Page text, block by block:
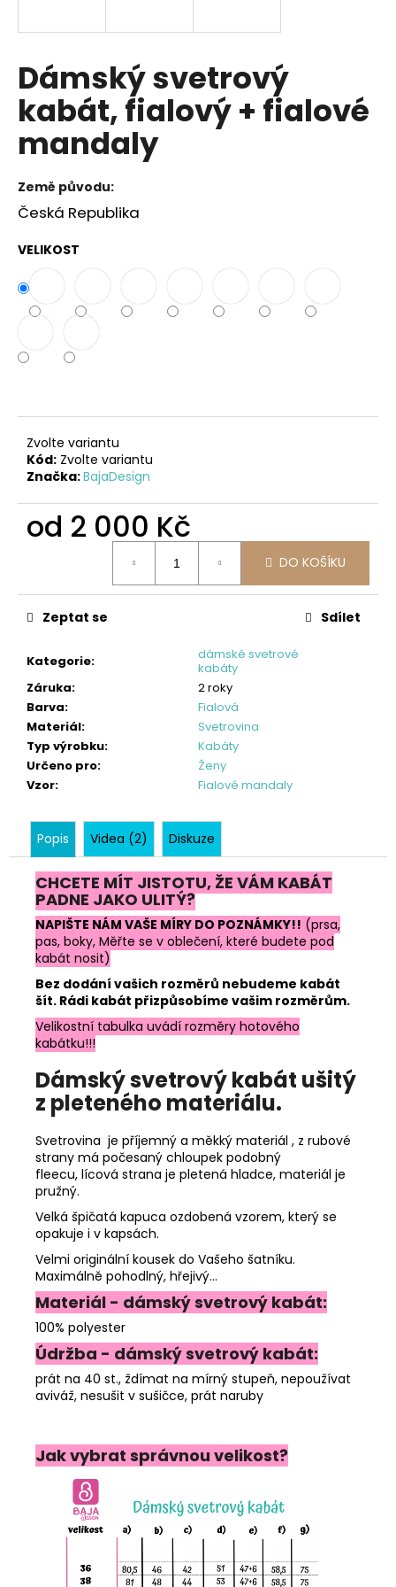
Dámský svetrový
kabát, fialový + fialové
mandaly
Země původu:
Česká Republika
VELIKOST
Zvolte variantu
Kód: Zvolte variantu
Značka:BajaDesign
od 2 000 Kč
DO KOŠÍKU
Kategorie:
dámské svetrové
kabáty
Záruka:
2 roky
Barva:
Fialová
Materiál:
Svetrovina
Typ výrobku:
Kabáty
Určeno pro:
Ženy
Vzor: Fialové mandaly
Zeptat se Sdílet
Popis Videa (2) Diskuze
CHCETE MÍT JISTOTU, ŽE VÁM KABÁT
PADNE JAKO ULITÝ?
NAPIŠTE NÁM VAŠE MÍRY DO POZNÁMKY!! (prsa,
pas, boky, Měřte se v oblečení, které budete pod
kabát nosit)
Bez dodání vašich rozměrů nebudeme kabát
šít. Rádi kabát přizpůsobíme vašim rozměrům.
Velikostní tabulka uvádí rozměry hotového
kabátku!!!
Dámský svetrový kabát ušitý
z pleteného materiálu.
Svetrovina je příjemný a měkký materiál , z rubové
strany má počesaný chloupek podobný
fleecu, lícová strana je pletená hladce, materiál je
pružný.
Velká špičatá kapuca ozdobená vzorem, který se
opakuje i v kapsách.
Velmi originální kousek do Vašeho šatníku.
Maximálně pohodlný, hřejivý...
Materiál - dámský svetrový kabát:
100% polyester
Údržba - dámský svetrový kabát:
prát na 40 st., ždímat na mírný stupeň, nepoužívat
aviváž, nesušit v sušičce, prát naruby
Jak vybrat správnou velikost?
í
t
?
D
o
p
o
r
u
e
m
e
PETROLEJOVÉ,
LES
Kč